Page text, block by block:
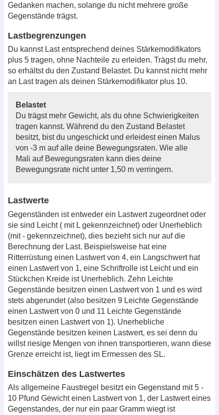
Gedanken machen, solange du nicht mehrere große
Gegenstände trägst.
Lastbegrenzungen
Du kannst Last entsprechend deines Stärkemodifikators
plus 5 tragen, ohne Nachteile zu erleiden. Trägst du mehr,
so erhältst du den Zustand Belastet. Du kannst nicht mehr
an Last tragen als deinen Stärkemodifikator plus 10.
Belastet
Du trägst mehr Gewicht, als du ohne Schwierigkeiten
tragen kannst. Während du den Zustand Belastet
besitzt, bist du ungeschickt und erleidest einen Malus
von -3 m auf alle deine Bewegungsraten. Wie alle
Mali auf Bewegungsraten kann dies deine
Bewegungsrate nicht unter 1,50 m verringern.
Lastwerte
Gegenständen ist entweder ein Lastwert zugeordnet oder
sie sind Leicht ( mit L gekennzeichnet) oder Unerheblich
(mit - gekennzeichnet), dies bezieht sich nur auf die
Berechnung der Last. Beispielsweise hat eine
Ritterrüstung einen Lastwert von 4, ein Langschwert hat
einen Lastwert von 1, eine Schriftrolle ist Leicht und ein
Stückchen Kreide ist Unerheblich. Zehn Leichte
Gegenstände besitzen einen Lastwert von 1 und es wird
stets abgerundet (also besitzen 9 Leichte Gegenstände
einen Lastwert von 0 und 11 Leichte Gegenstände
besitzen einen Lastwert von 1). Unerhebliche
Gegenstände besitzen keinen Lastwert, es sei denn du
willst riesige Mengen von ihnen transportieren, wann diese
Grenze erreicht ist, liegt im Ermessen des SL.
Einschätzen des Lastwertes
Als allgemeine Faustregel besitzt ein Gegenstand mit 5 -
10 Pfund Gewicht einen Lastwert von 1, der Lastwert eines
Gegenstandes, der nur ein paar Gramm wiegt ist